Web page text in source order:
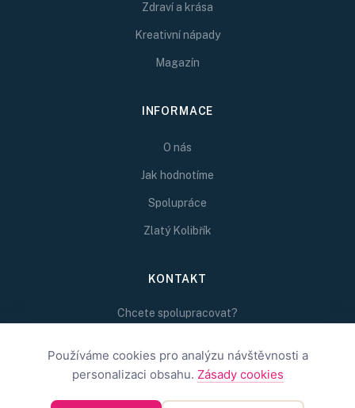
Zdraví a krása
Kreativní nápady
Magazín
INFORMACE
O nás
Jak hodnotíme
Spolupráce
Zlatý Kolibřík
KONTAKT
Chcete spolupracovat?
redakce@inspirativni.cz
Používáme cookies pro analýzu návštěvnosti a
personalizaci obsahu. Zásady cookies